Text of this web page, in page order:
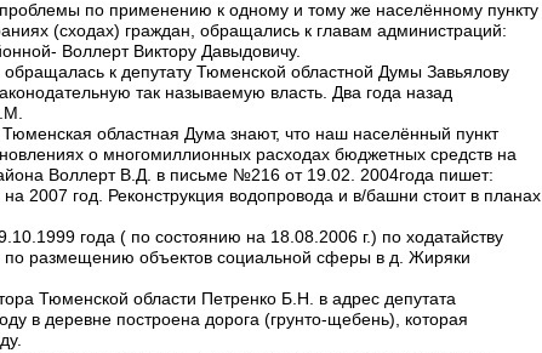
по применению к одному и тому же населённому пункту
(сходах) граждан, обращались к главам администраций:
Воллерт Виктору Давыдовичу.
к депутату Тюменской областной Думы Завьялову
так называемую власть. Два года назад
областная Дума знают, что наш населённый пункт
о многомиллионных расходах бюджетных средств на
Воллерт В.Д. в письме №216 от 19.02. 2004года пишет:
2007 год. Реконструкция водопровода и в/башни стоит в планах
года ( по состоянию на 18.08.2006 г.) по ходатайству
по размещению объектов социальной сферы в д. Жиряки
Тюменской области Петренко Б.Н. в адрес депутата
в деревне построена дорога (грунто-щебень), которая